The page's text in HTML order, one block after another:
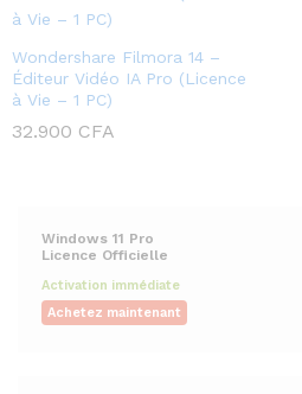
Wondershare Filmora 14 –
Éditeur Vidéo IA Pro (Licence
à Vie – 1 PC)
32.900 CFA
Windows 11 Pro
Licence Officielle
Activation immédiate
Achetez maintenant